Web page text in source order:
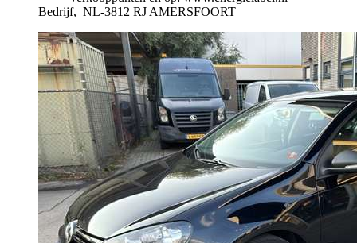
Bedrijf, NL-3812 RJ AMERSFOORT